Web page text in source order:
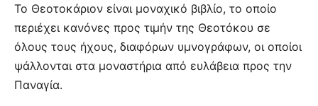
Το Θεοτοκάριον είναι µοναχικό βιβλίο, το οποίο
περιέχει κανόνες προς τιµήν της Θεοτόκου σε
όλους τους ήχους, διαφόρων υµνογράφων, οι οποίοι
ψάλλονται στα µοναστήρια από ευλάβεια προς την
Παναγία.